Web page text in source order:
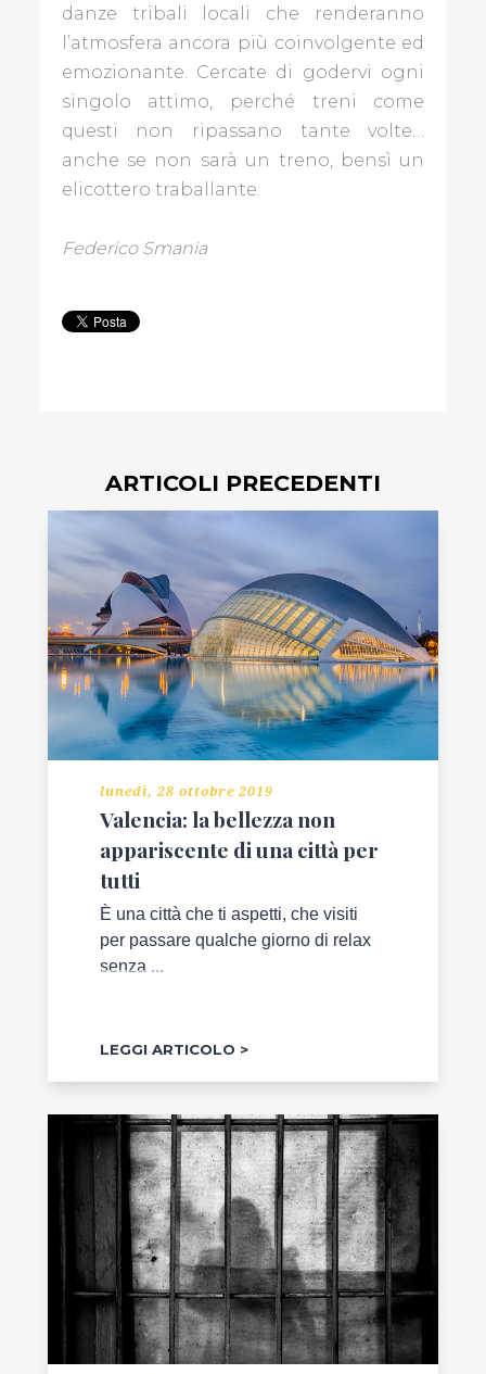
danze tribali locali che renderanno
l’atmosfera ancora più coinvolgente ed
emozionante. Cercate di godervi ogni
singolo attimo, perché treni come
questi non ripassano tante volte…
anche se non sarà un treno, bensì un
elicottero traballante.
Federico Smania
ARTICOLI PRECEDENTI
lunedì, 28 ottobre 2019
Valencia: la bellezza non
appariscente di una città per
tutti
È una città che ti aspetti, che visiti
per passare qualche giorno di relax
senza ...
LEGGI ARTICOLO